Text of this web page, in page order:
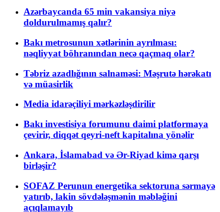
Azərbaycanda 65 min vakansiya niyə
doldurulmamış qalır?
Bakı metrosunun xətlərinin ayrılması:
nəqliyyat böhranından necə qaçmaq olar?
Təbriz azadlığının salnaməsi: Məşrutə hərəkatı
və müasirlik
Media idarəçiliyi mərkəzləşdirilir
Bakı investisiya forumunu daimi platformaya
çevirir, diqqət qeyri-neft kapitalına yönəlir
Ankara, İslamabad və Ər-Riyad kimə qarşı
birləşir?
SOFAZ Perunun energetika sektoruna sərmayə
yatırıb, lakin sövdələşmənin məbləğini
açıqlamayıb